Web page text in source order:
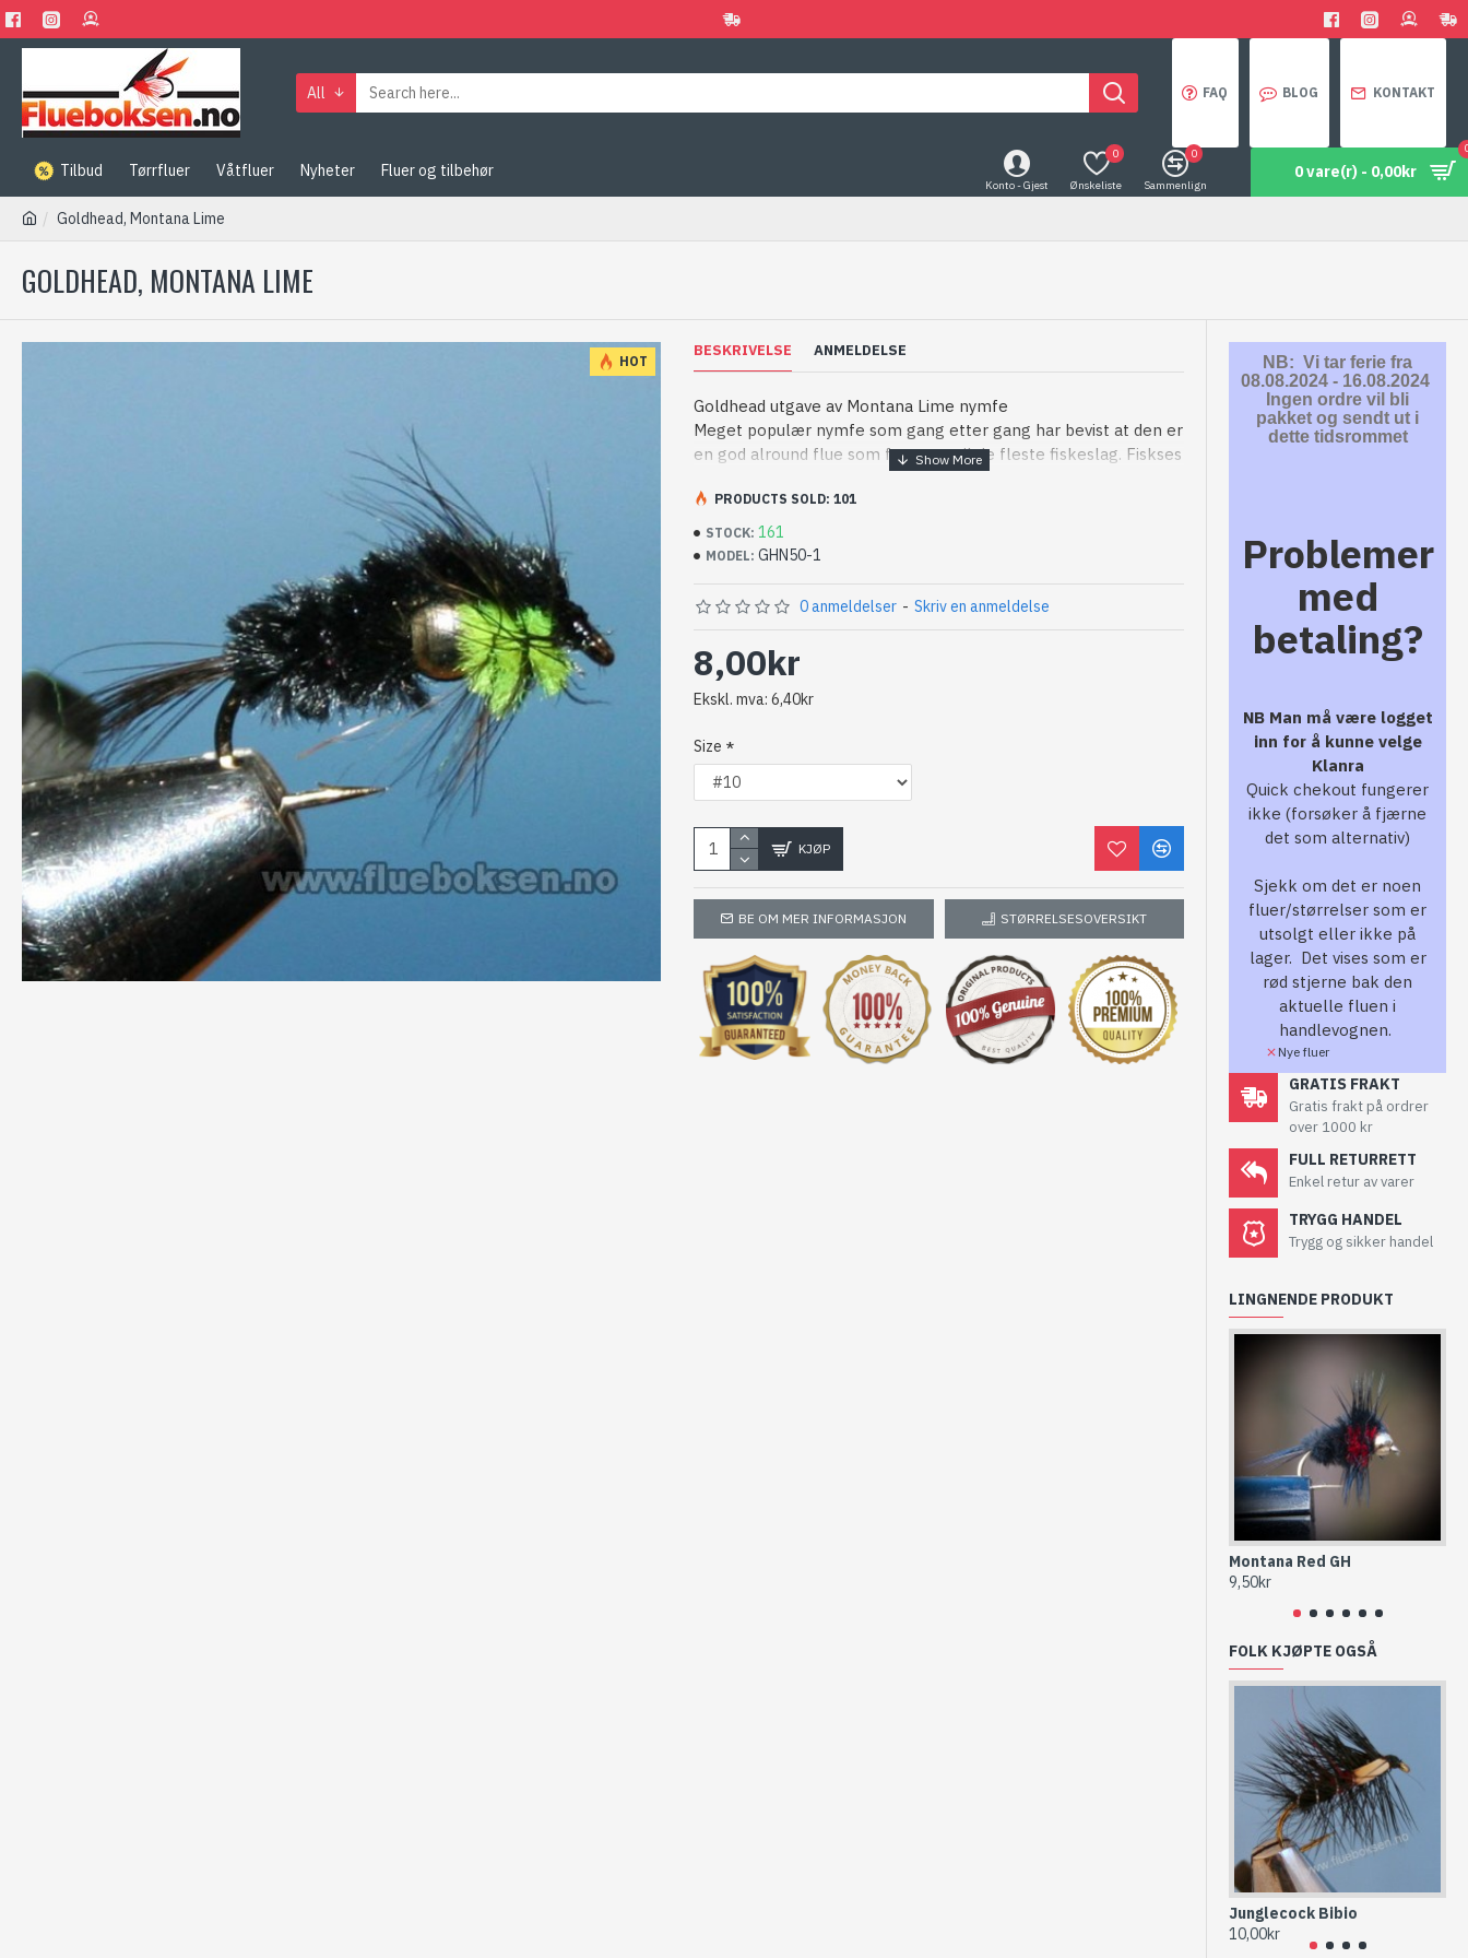
All FAQ BLOG KONTAKT
Tilbud Tørrfluer Våtfluer Nyheter Fluer og tilbehør
Konto - Gjest Ønskeliste
0
Sammenlign
0
0 vare(r) - 0,00kr
Goldhead, Montana Lime
GOLDHEAD, MONTANA LIME
HOT
BESKRIVELSE ANMELDELSE
Goldhead utgave av Montana Lime nymfe
Meget populær nymfe som gang etter gang har bevist at den er
en god alround flue som fungerer til de fleste fiskeslag. Fiskses
som regel med bevegelse, enten rolige lange drag, eller korte
raske drag
Krok: Kumho
STOCK: 161
MODEL: GHN50-1
PRODUCTS SOLD: 101
0 anmeldelser - Skriv en anmeldelse
8,00kr
Ekskl. mva: 6,40kr
Size
KJØP
BE OM MER INFORMASJON STØRRELSESOVERSIKT
NB: Vi tar ferie fra
08.08.2024 - 16.08.2024
Ingen ordre vil bli
pakket og sendt ut i
dette tidsrommet
Problemer
med
betaling?
NB Man må være logget
inn for å kunne velge
Klanra
Quick chekout fungerer
ikke (forsøker å fjærne
det som alternativ)
Sjekk om det er noen
fluer/størrelser som er
utsolgt eller ikke på
lager. Det vises som er
rød stjerne bak den
aktuelle fluen i
handlevognen.
Nye fluer
GRATIS FRAKT
Gratis frakt på ordrer
over 1000 kr
FULL RETURRETT
Enkel retur av varer
TRYGG HANDEL
Trygg og sikker handel
LINGNENDE PRODUKT
Montana Red GH
9,50kr
FOLK KJØPTE OGSÅ
Junglecock Bibio
10,00kr